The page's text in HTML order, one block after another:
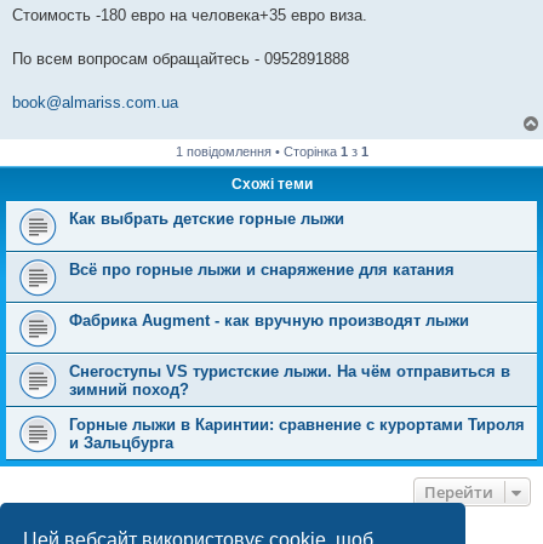
Цей вебсайт використовує cookie, щоб
Стоимость -180 евро на человека+35 евро виза.
По всем вопросам обращайтесь - 0952891888
book@almariss.com.ua
1 повідомлення • Сторінка 1 з 1
Схожі теми
Как выбрать детские горные лыжи
Всё про горные лыжи и снаряжение для катания
Фабрика Augment - как вручную производят лыжи
Снегоступы VS туристские лыжи. На чём отправиться в
зимний поход?
Горные лыжи в Каринтии: сравнение с курортами Тироля
и Зальцбурга
Перейти